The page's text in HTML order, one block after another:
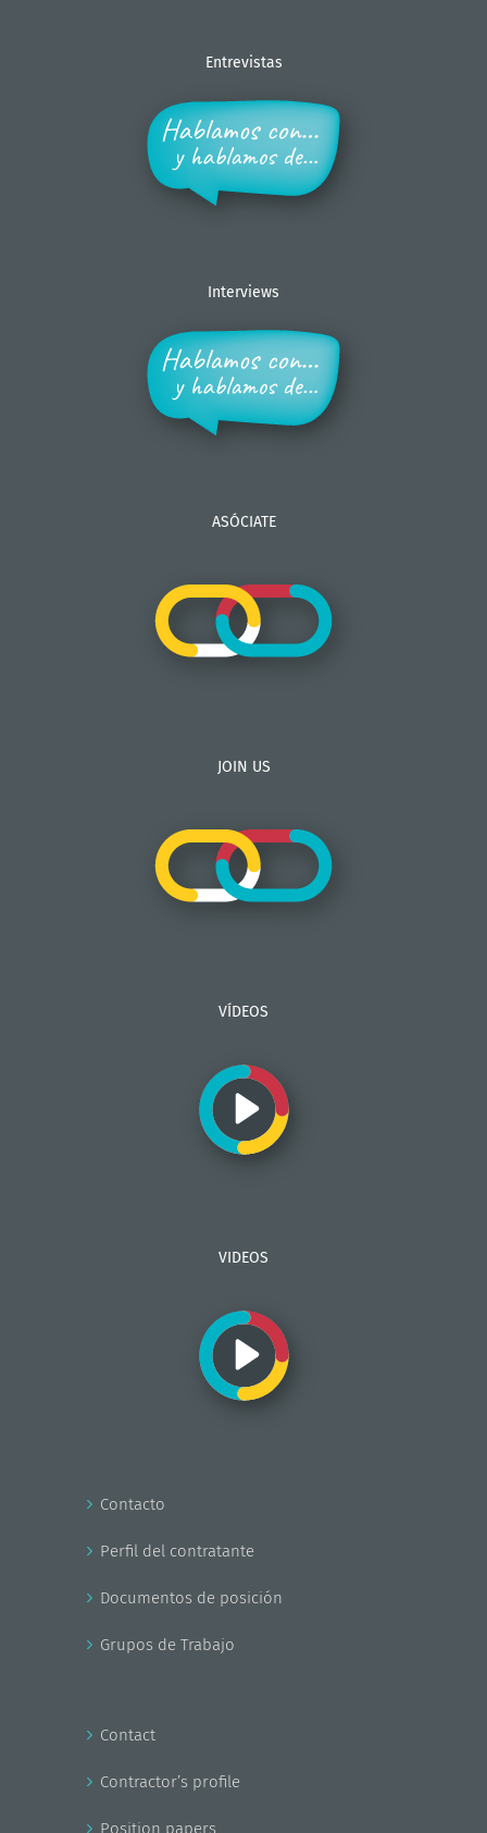
Entrevistas
Interviews
ASÓCIATE
JOIN US
VÍDEOS
VIDEOS
Contacto
Perfil del contratante
Documentos de posición
Grupos de Trabajo
Contact
Contractor’s profile
Position papers